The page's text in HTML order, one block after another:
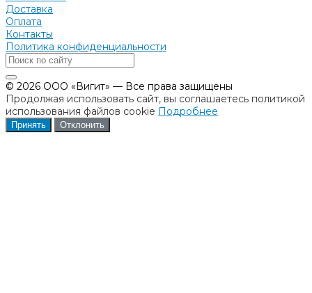
Доставка
Оплата
Контакты
Политика конфиденциальности
© 2026 ООО «Вигит» — Все права защищены
Продолжая использовать сайт, вы соглашаетесь политикой
использования файлов cookie Подробнее
Принять Отклонить